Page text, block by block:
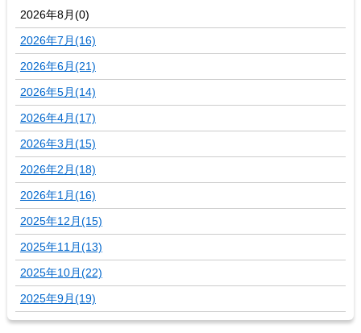
2026年8月(0)
2026年7月(16)
2026年6月(21)
2026年5月(14)
2026年4月(17)
2026年3月(15)
2026年2月(18)
2026年1月(16)
2025年12月(15)
2025年11月(13)
2025年10月(22)
2025年9月(19)